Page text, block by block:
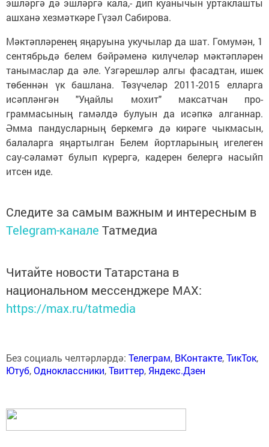
эшләргә дә эшләргә кала,- дип куанычын уртаклашты
ашханә хезмәткәре Гүзәл Сабирова.
Мәктәпләренең яңаруына укучылар да шат. Гомумән, 1
сентябрьдә белем бәйрәменә килүчеләр мәк­тәп­ләрен
танымаслар да әле. Үзгәрешләр алгы фасадтан, ишек
төбеннән үк башлана. Төзүчеләр 2011-2015 елларга
исәпләнгән "Уңай­лы мохит" максатчан про­
граммасының гамәлдә булуын да исәпкә алганнар.
Әмма пандусларның беркемгә дә кирәге чыкмасын,
балаларга яңартылган Белем йортларының игелеген
сау-сәламәт булып кү­рергә, кадерен белергә насыйп
итсен иде.
Следите за самым важным и интересным в
Telegram-канале Татмедиа
Читайте новости Татарстана в
национальном мессенджере MАХ:
https://max.ru/tatmedia
Без социаль челтәрләрдә: Телеграм, ВКонтакте,ТикТок,
Ютуб,Одноклассники,Твиттер, Яндекс.Дзен